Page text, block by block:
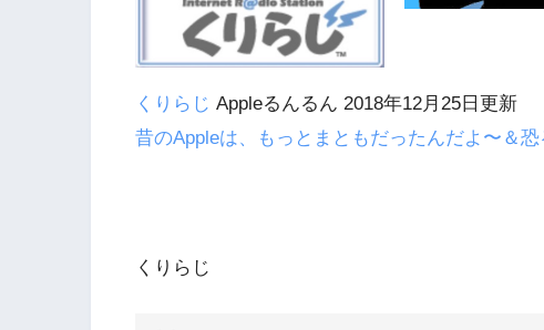
くりらじ Appleるんるん 2018年12月25日更新
昔のAppleは、もっとまともだったんだよ〜＆
くりらじ